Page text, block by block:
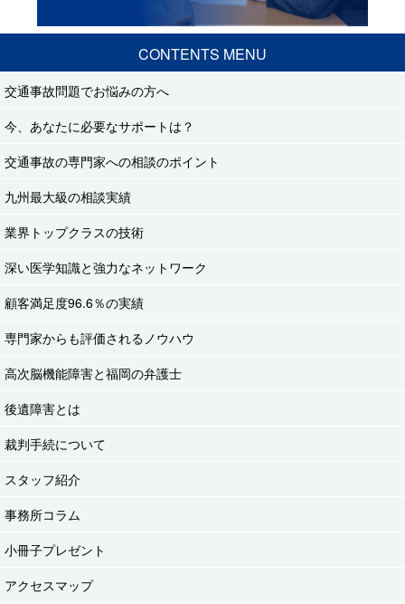
CONTENTS MENU
交通事故問題でお悩みの方へ
今、あなたに必要なサポートは？
交通事故の専門家への相談のポイント
九州最大級の相談実績
業界トップクラスの技術
深い医学知識と強力なネットワーク
顧客満足度96.6％の実績
専門家からも評価されるノウハウ
高次脳機能障害と福岡の弁護士
後遺障害とは
裁判手続について
スタッフ紹介
事務所コラム
小冊子プレゼント
アクセスマップ